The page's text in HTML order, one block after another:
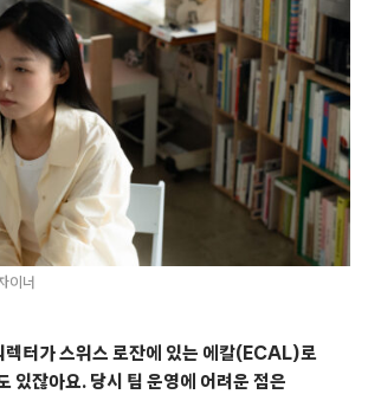
이너
렉터가 스위스 로잔에 있는 에칼(ECAL)로
있잖아요. 당시 팀 운영에 어려운 점은